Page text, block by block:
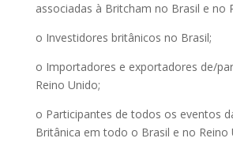
associadas à Britcham no Brasil e no
o Investidores britânicos no Brasil;
o Importadores e exportadores de/
Reino Unido;
o Participantes de todos os eventos
Britânica em todo o Brasil e no Reino